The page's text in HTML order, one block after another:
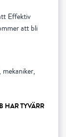
Effektiv
att bli
HAR TYVÄRR